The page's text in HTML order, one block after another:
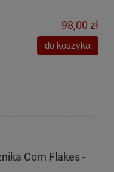
98,00 zł
do koszyka
Corn Flakes -